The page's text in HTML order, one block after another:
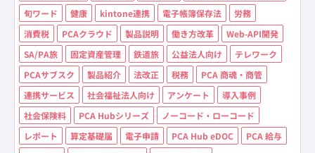
旬ワード
健康 kintone連携 電子帳簿保存法
労務
消費税
PCAクラウド 製品説明 働き方改革
Web-API開発
SA/PA旅
固定資産管理 鉄道旅 公益法人向け
テレワーク
PCAサブスク
製品紹介 法改正 税務
PCA 商魂・商管
連携サービス
社会福祉法人向け アンケート
導入事例
社会保険料
PCA Hubシリーズ
ノーコード・ローコード
レポート
算定基礎届 電子申請 PCA Hub eDOC
PCA 給与